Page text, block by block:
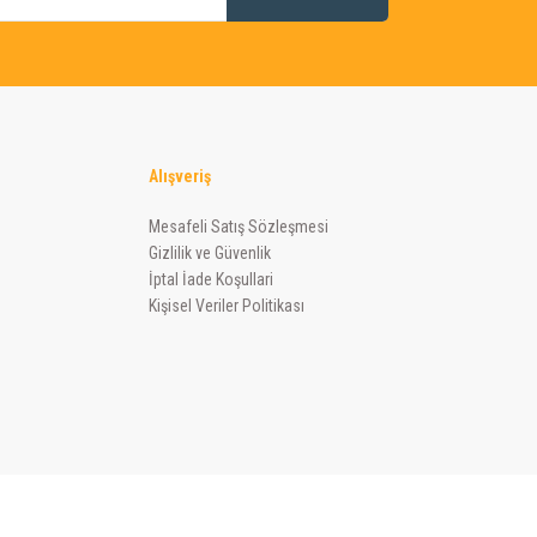
Alışveriş
Mesafeli Satış Sözleşmesi
Gizlilik ve Güvenlik
İptal İade Koşullari
Kişisel Veriler Politikası